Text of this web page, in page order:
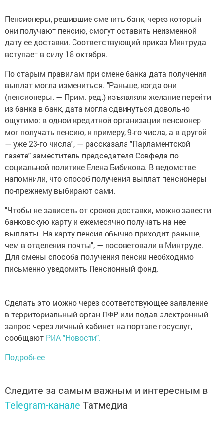
Пенсионеры, решившие сменить банк, через который
они получают пенсию, смогут оставить неизменной
дату ее доставки. Соответствующий приказ Минтруда
вступает в силу 18 октября.
По старым правилам при смене банка дата получения
выплат могла измениться. "Раньше, когда они
(пенсионеры. — Прим. ред.) изъявляли желание перейти
из банка в банк, дата могла сдвинуться довольно
ощутимо: в одной кредитной организации пенсионер
мог получать пенсию, к примеру, 9-го числа, а в другой
— уже 23-го числа", — рассказала "Парламентской
газете" заместитель председателя Совфеда по
социальной политике Елена Бибикова. В ведомстве
напомнили, что способ получения выплат пенсионеры
по-прежнему выбирают сами.
"Чтобы не зависеть от сроков доставки, можно завести
банковскую карту и ежемесячно получать на нее
выплаты. На карту пенсия обычно приходит раньше,
чем в отделения почты", — посоветовали в Минтруде.
Для смены способа получения пенсии необходимо
письменно уведомить Пенсионный фонд.
Сделать это можно через соответствующее заявление
в территориальный орган ПФР или подав электронный
запрос через личный кабинет на портале госуслуг,
сообщают РИА "Новости".
Подробнее
Следите за самым важным и интересным в
Telegram-канале Татмедиа